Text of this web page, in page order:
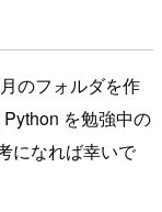
のフォルダを作
を勉強中の
になれば幸いで